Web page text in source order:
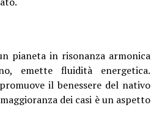
pianeta in risonanza armonica
emette fluidità energetica.
il benessere del nativo
dei casi è un aspetto